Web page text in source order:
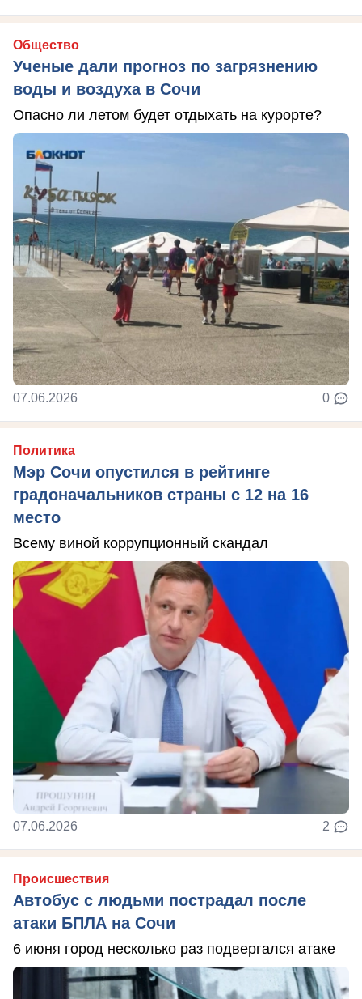
Общество
Ученые дали прогноз по загрязнению
воды и воздуха в Сочи
Опасно ли летом будет отдыхать на курорте?
07.06.2026 0
Политика
Мэр Сочи опустился в рейтинге
градоначальников страны с 12 на 16
место
Всему виной коррупционный скандал
07.06.2026 2
Происшествия
Автобус с людьми пострадал после
атаки БПЛА на Сочи
6 июня город несколько раз подвергался атаке